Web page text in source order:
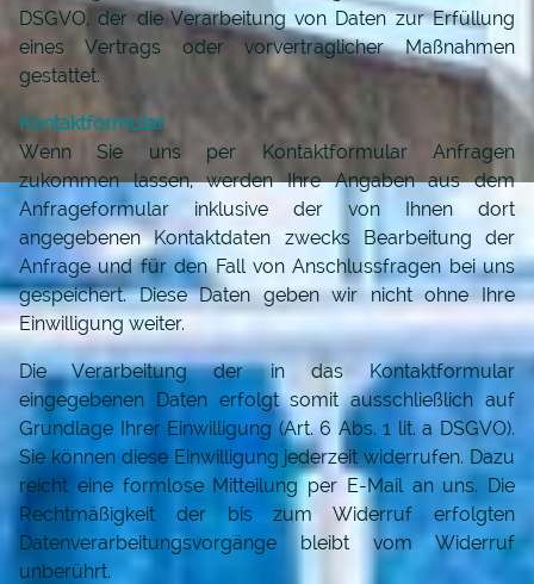
MIETRECHT
ONLINE-SCHEIDUNG
KONTAKT
DSGVO, der die Verarbeitung von Daten zur Erfüllung
eines Vertrags oder vorvertraglicher Maßnahmen
gestattet.
Kontaktformular
Wenn Sie uns per Kontaktformular Anfragen
zukommen lassen, werden Ihre Angaben aus dem
Anfrageformular inklusive der von Ihnen dort
angegebenen Kontaktdaten zwecks Bearbeitung der
Anfrage und für den Fall von Anschlussfragen bei uns
gespeichert. Diese Daten geben wir nicht ohne Ihre
Einwilligung weiter.
Die Verarbeitung der in das Kontaktformular
eingegebenen Daten erfolgt somit ausschließlich auf
Grundlage Ihrer Einwilligung (Art. 6 Abs. 1 lit. a DSGVO).
Sie können diese Einwilligung jederzeit widerrufen. Dazu
reicht eine formlose Mitteilung per E-Mail an uns. Die
Rechtmäßigkeit der bis zum Widerruf erfolgten
Datenverarbeitungsvorgänge bleibt vom Widerruf
unberührt.